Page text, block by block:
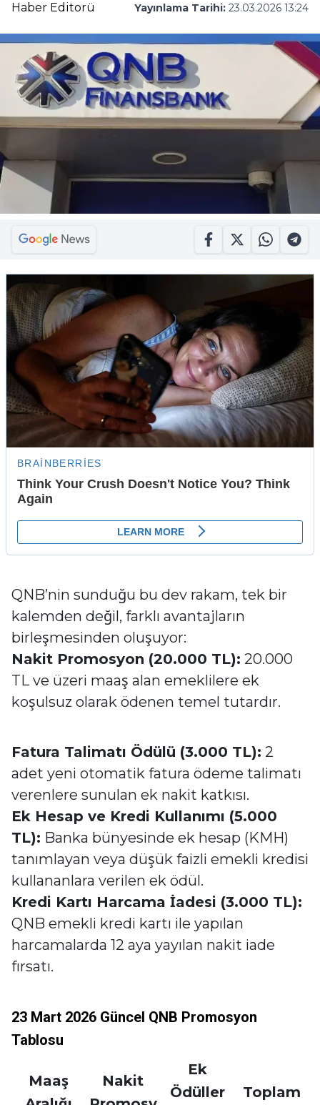
Haber Editorü Yayınlama Tarihi: 23.03.2026 13:24
QNB’nin sunduğu bu dev rakam, tek bir
kalemden değil, farklı avantajların
birleşmesinden oluşuyor:
Nakit Promosyon (20.000 TL): 20.000
TL ve üzeri maaş alan emeklilere ek
koşulsuz olarak ödenen temel tutardır.
Fatura Talimatı Ödülü (3.000 TL): 2
adet yeni otomatik fatura ödeme talimatı
verenlere sunulan ek nakit katkısı.
Ek Hesap ve Kredi Kullanımı (5.000
TL): Banka bünyesinde ek hesap (KMH)
tanımlayan veya düşük faizli emekli kredisi
kullananlara verilen ek ödül.
Kredi Kartı Harcama İadesi (3.000 TL):
QNB emekli kredi kartı ile yapılan
harcamalarda 12 aya yayılan nakit iade
fırsatı.
23 Mart 2026 Güncel QNB Promosyon
Tablosu
Maaş
Nakit
Ek
Ödüller
Toplam